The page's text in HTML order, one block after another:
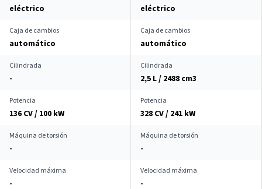
eléctrico eléctrico
Caja de cambios
automático
Caja de cambios
automático
Cilindrada
-
Cilindrada
2,5 L / 2488 cm3
Potencia
136 CV / 100 kW
Potencia
328 CV / 241 kW
Máquina de torsión
-
Máquina de torsión
-
Velocidad máxima
-
Velocidad máxima
-